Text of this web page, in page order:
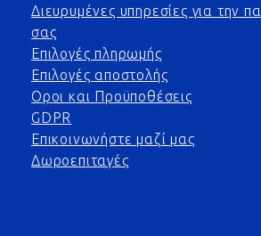
Διευρυμένες υπηρεσίες για την
σας
Επιλογές πληρωμής
Επιλογές αποστολής
Οροι και Προϋποθέσεις
GDPR
Επικοινωνήστε μαζί μας
Δωροεπιταγές